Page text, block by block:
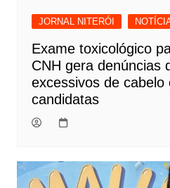
JORNAL NITERÓI
Exame toxicológico
CNH gera denúncias
excessivos de
candidatas